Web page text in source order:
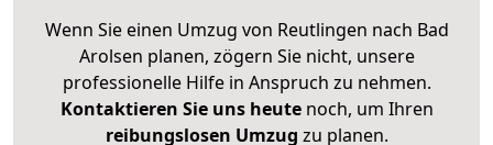
Wenn Sie einen Umzug von Reutlingen nach Bad
Arolsen planen, zögern Sie nicht, unsere
professionelle Hilfe in Anspruch zu nehmen.
Kontaktieren Sie uns heutenoch, um Ihren
reibungslosen Umzug zu planen.